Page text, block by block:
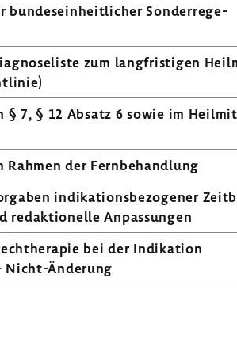
bundes­ein­heit­li­cher Sonder­re­ge­
zum lang­fris­tigen
7, § 12 Absatz 6 sowie im
der Fern­be­hand­lung
indi­ka­ti­ons­be­zo­gener
redak­tio­nelle Anpas­sungen
bei der Indi­ka­tion
Nicht-​Änderung